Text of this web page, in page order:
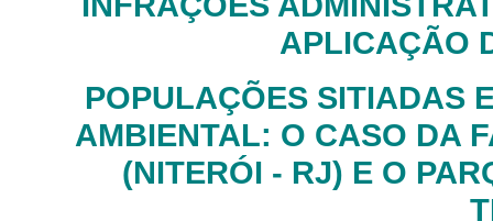
APLICAÇÃO
POPULAÇÕES SITIADAS
AMBIENTAL: O CASO DA
(NITERÓI - RJ) E O